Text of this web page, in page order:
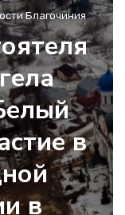
Благочиния
в
в